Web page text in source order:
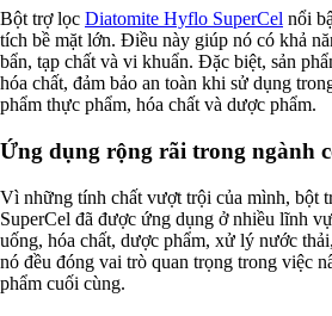
Muối
Kim loại màu
Oxit kim loại
HÓA CHẤT THÍ NGHIỆM
Hóa chất thí nghiệm
HÓA CHẤT NÔNG
Nguyên liệu phân bón
Chế phẩm sinh học
Nguyên liệu chăn nuôi
HÓA CHẤT XÂY DỰNG
Chống thấm sika
Silicone Dow Corning
Bột trợ lọc Diatomite Hyflo SuperCel nổi
tích bề mặt lớn. Điều này giúp nó có khả
bẩn, tạp chất và vi khuẩn. Đặc biệt, sản
hóa chất, đảm bảo an toàn khi sử dụng
phẩm thực phẩm, hóa chất và dược phẩm.
Ứng dụng rộng rãi trong ngành
Vì những tính chất vượt trội của mình, bột
SuperCel đã được ứng dụng ở nhiều lĩnh
uống, hóa chất, dược phẩm, xử lý nước
nó đều đóng vai trò quan trọng trong việc
phẩm cuối cùng.